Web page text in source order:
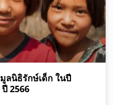
ลนิธิรักษ์เด็ก ในปี
2566